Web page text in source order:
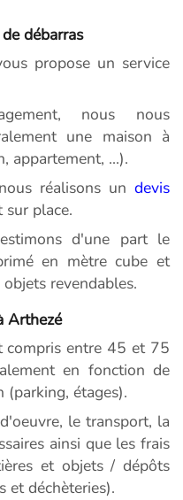
débarras
propose un service
nous nous
une maison à
appartement, ...).
réalisons un devis
place.
d'une part le
en mètre cube et
revendables.
Arthezé
compris entre 45 et 75
en fonction de
(parking, étages).
le transport, la
ainsi que les frais
et objets / dépôts
et déchèteries).